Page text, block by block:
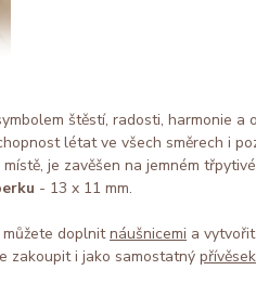
štěstí, radosti, harmonie a
létat ve všech směrech i
je zavěšen na jemném
- 13 x 11 mm.
doplnitnáušnicemi a
zakoupit i jako samostatný přívěsek